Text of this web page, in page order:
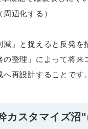
辺化する）
減」と捉えると反発を
の整理」によって将来
再設計することです。
カスタマイズ沼